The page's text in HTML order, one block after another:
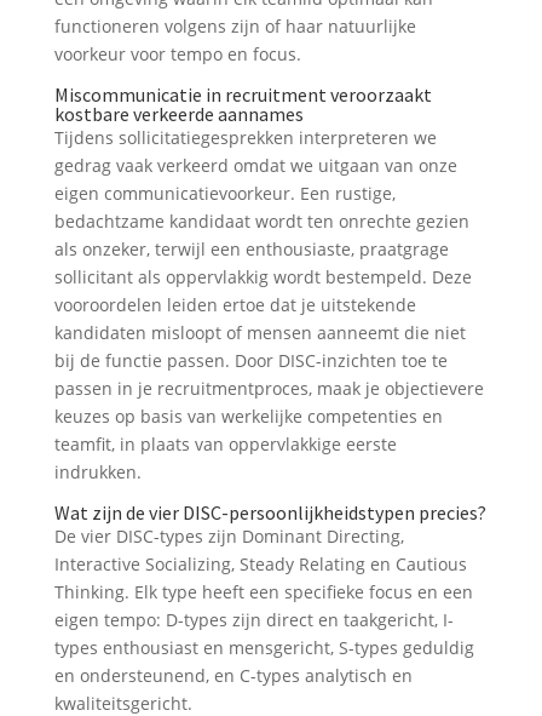
functioneren volgens zijn of haar natuurlijke
voorkeur voor tempo en focus.
Miscommunicatie in recruitment veroorzaakt
kostbare verkeerde aannames
Tijdens sollicitatiegesprekken interpreteren we
gedrag vaak verkeerd omdat we uitgaan van onze
eigen communicatievoorkeur. Een rustige,
bedachtzame kandidaat wordt ten onrechte gezien
als onzeker, terwijl een enthousiaste, praatgrage
sollicitant als oppervlakkig wordt bestempeld. Deze
vooroordelen leiden ertoe dat je uitstekende
kandidaten misloopt of mensen aanneemt die niet
bij de functie passen. Door DISC-inzichten toe te
passen in je recruitmentproces, maak je objectievere
keuzes op basis van werkelijke competenties en
teamfit, in plaats van oppervlakkige eerste
indrukken.
Wat zijn de vier DISC-persoonlijkheidstypen precies?
De vier DISC-types zijn Dominant Directing,
Interactive Socializing, Steady Relating en Cautious
Thinking. Elk type heeft een specifieke focus en een
eigen tempo: D-types zijn direct en taakgericht, I-
types enthousiast en mensgericht, S-types geduldig
en ondersteunend, en C-types analytisch en
kwaliteitsgericht.